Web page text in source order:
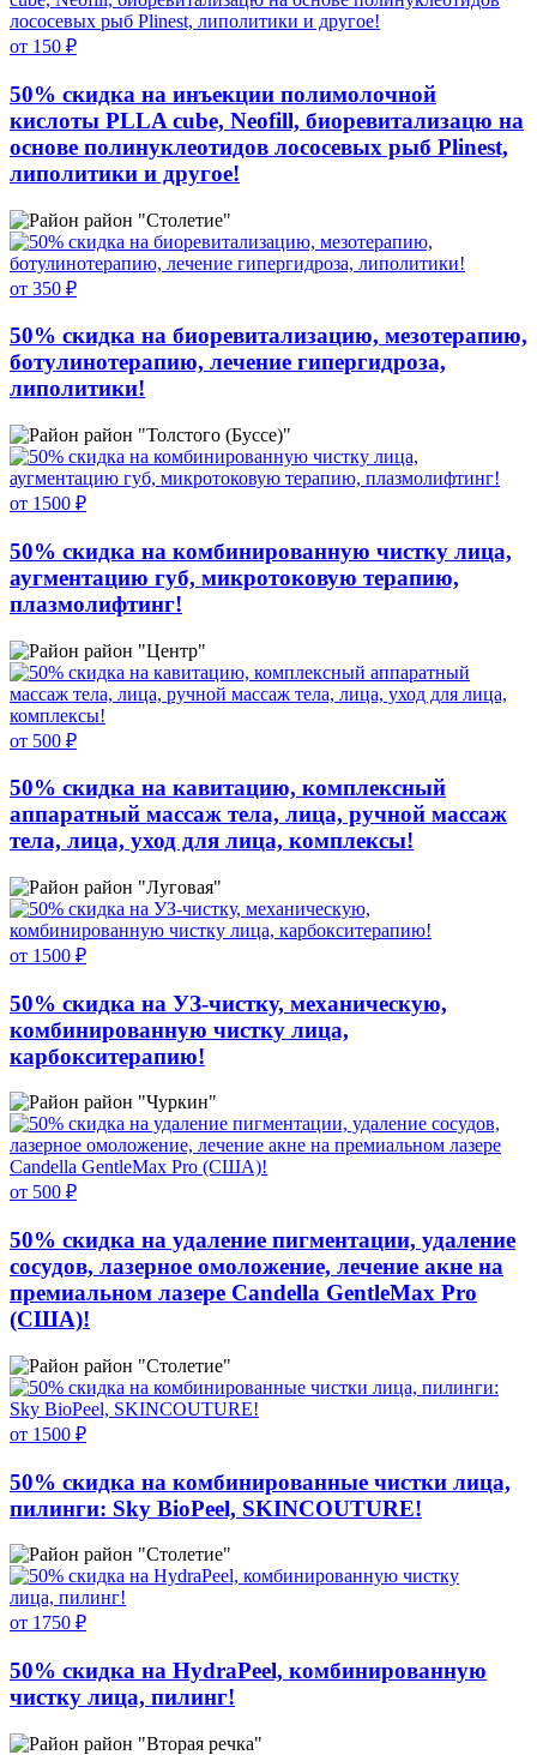
от 150 ₽
50% скидка на инъекции полимолочной
кислоты PLLA cube, Neofill, биоревитализацю на
основе полинуклеотидов лососевых рыб Plinest,
липолитики и другое!
район "Столетие"
от 350 ₽
50% скидка на биоревитализацию, мезотерапию,
ботулинотерапию, лечение гипергидроза,
липолитики!
район "Толстого (Буссе)"
от 1500 ₽
50% скидка на комбинированную чистку лица,
аугментацию губ, микротоковую терапию,
плазмолифтинг!
район "Центр"
от 500 ₽
50% скидка на кавитацию, комплексный
аппаратный массаж тела, лица, ручной массаж
тела, лица, уход для лица, комплексы!
район "Луговая"
от 1500 ₽
50% скидка на УЗ-чистку, механическую,
комбинированную чистку лица,
карбокситерапию!
район "Чуркин"
от 500 ₽
50% скидка на удаление пигментации, удаление
сосудов, лазерное омоложение, лечение акне на
премиальном лазере Candella GentleMax Pro
(США)!
район "Столетие"
от 1500 ₽
50% скидка на комбинированные чистки лица,
пилинги: Sky BioPeel, SKINCOUTURE!
район "Столетие"
от 1750 ₽
50% скидка на HydraPeel, комбинированную
чистку лица, пилинг!
район "Вторая речка"